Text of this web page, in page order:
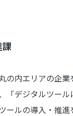
課
の内エリアの企
「デジタルツー
ールの導入・推